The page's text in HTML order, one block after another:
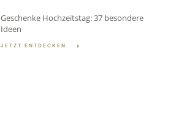
Geschenke Hochzeitstag: 37 besondere
Ideen
JETZT ENTDECKEN